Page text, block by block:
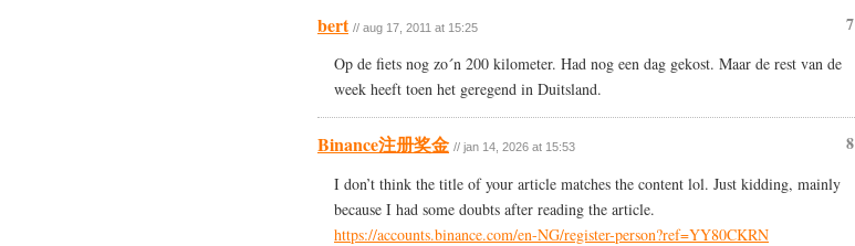
7
bert // aug 17, 2011 at 15:25
Op de fiets nog zo´n 200 kilometer. Had nog een dag gekost. Maar de rest van de
week heeft toen het geregend in Duitsland.
8
Binance注册奖金 // jan 14, 2026 at 15:53
I don’t think the title of your article matches the content lol. Just kidding, mainly
because I had some doubts after reading the article.
https://accounts.binance.com/en-NG/register-person?ref=YY80CKRN